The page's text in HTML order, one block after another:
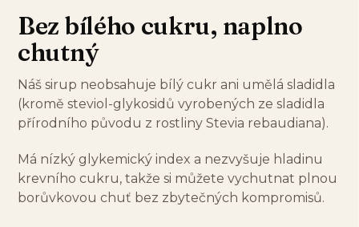
Bez bílého cukru, naplno
chutný
Náš sirup neobsahuje bílý cukr ani umělá sladidla
(kromě steviol-glykosidů vyrobených ze sladidla
přírodního původu z rostliny Stevia rebaudiana).
Má nízký glykemický index a nezvyšuje hladinu
krevního cukru, takže si můžete vychutnat plnou
borůvkovou chuť bez zbytečných kompromisů.